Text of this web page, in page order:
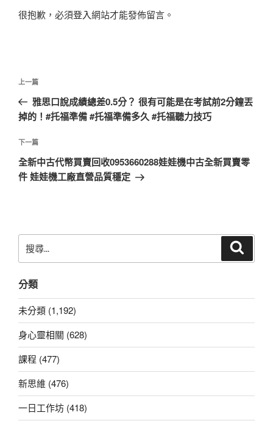
很抱歉，必須登入網站才能發佈留言。
文
導
覽
上
一
篇
章
上一篇
雅思口說成績總差0.5分？ 很有可能是在考試前2分鐘丟
掉的！#托福準備 #托福準備多久 #托福聽力技巧
下
一
篇
下一篇
全新中古代幣買賣回收0953660288娃娃機中古全新買賣零
件 娃娃機工廠直營品質穩定
尋
鍵
字:
分類
未分類 (1,192)
身心靈相關 (628)
課程 (477)
新思維 (476)
一日工作坊 (418)